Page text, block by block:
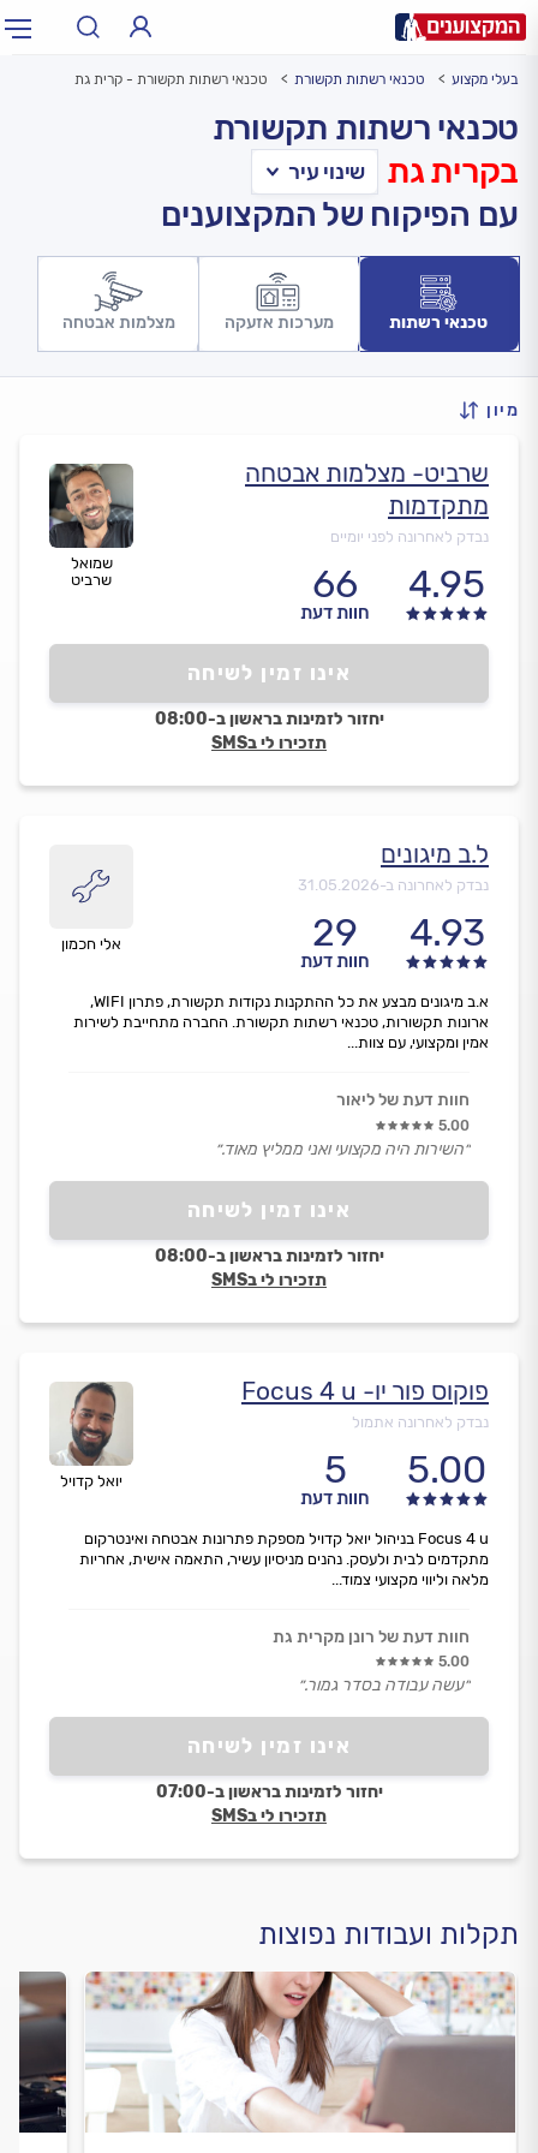
עיר: תל אביב, חיפה…
בעלי מקצוע טכנאי רשתות תקשורת טכנאי רשתות תקשורת - קרית גת
טכנאי רשתות תקשורת
בקרית גת
עם הפיקוח של המקצוענים
טכנאי רשתות מערכות אזעקה מצלמות אבטחה
מיון
שמואל
שרביט
שרביט- מצלמות אבטחה
מתקדמות
נבדק לאחרונה לפני יומיים
4.95
66
חוות דעת
אינו זמין לשיחה
יחזור לזמינות בראשון ב-08:00
תזכירו לי בSMS
אלי חכמון
ל.ב מיגונים
נבדק לאחרונה ב-31.05.2026
4.93
29
חוות דעת
אינו זמין לשיחה
יחזור לזמינות בראשון ב-08:00
תזכירו לי בSMS
א.ב מיגונים מבצע את כל ההתקנות נקודות תקשורת, פתרון WIFI,
ארונות תקשורות, טכנאי רשתות תקשורת. החברה מתחייבת לשירות
אמין ומקצועי, עם צוות...
חוות דעת של ליאור
5.00
״השירות היה מקצועי ואני ממליץ מאוד.״
יואל קדויל
פוקוס פור יו- Focus 4 u
נבדק לאחרונה אתמול
5.00
5
חוות דעת
אינו זמין לשיחה
יחזור לזמינות בראשון ב-07:00
תזכירו לי בSMS
Focus 4 u בניהול יואל קדויל מספקת פתרונות אבטחה ואינטרקום
מתקדמים לבית ולעסק. נהנים מניסיון עשיר, התאמה אישית, אחריות
מלאה וליווי מקצועי צמוד...
חוות דעת של רונן מקרית גת
5.00
״עשה עבודה בסדר גמור.״
תקלות ועבודות נפוצות